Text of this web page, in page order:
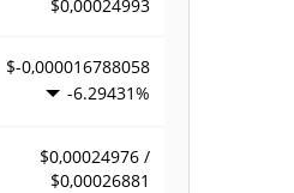
$0,00024993
$-0,000016788058
-6.29431%
$0,00024976 /
$0,00026881